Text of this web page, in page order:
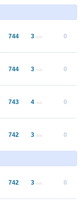
744 3 m/s 0
744 3 m/s 0
743 4 m/s 0
742 3 m/s 0
742 3 m/s 0